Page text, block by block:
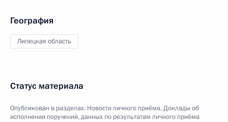
География
Липецкая область
Статус материала
Опубликован в разделах: Новости личного приёма,Доклады об
исполнении поручений, данных по результатам личного приёма